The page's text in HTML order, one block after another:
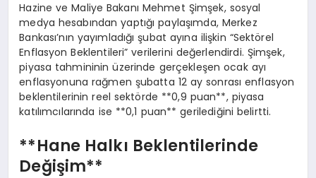
Hazine ve Maliye Bakanı Mehmet Şimşek, sosyal
medya hesabından yaptığı paylaşımda, Merkez
Bankası’nın yayımladığı şubat ayına ilişkin “Sektörel
Enflasyon Beklentileri” verilerini değerlendirdi. Şimşek,
piyasa tahmininin üzerinde gerçekleşen ocak ayı
enflasyonuna rağmen şubatta 12 ay sonrası enflasyon
beklentilerinin reel sektörde **0,9 puan**, piyasa
katılımcılarında ise **0,1 puan** gerilediğini belirtti.
**Hane Halkı Beklentilerinde
Değişim**